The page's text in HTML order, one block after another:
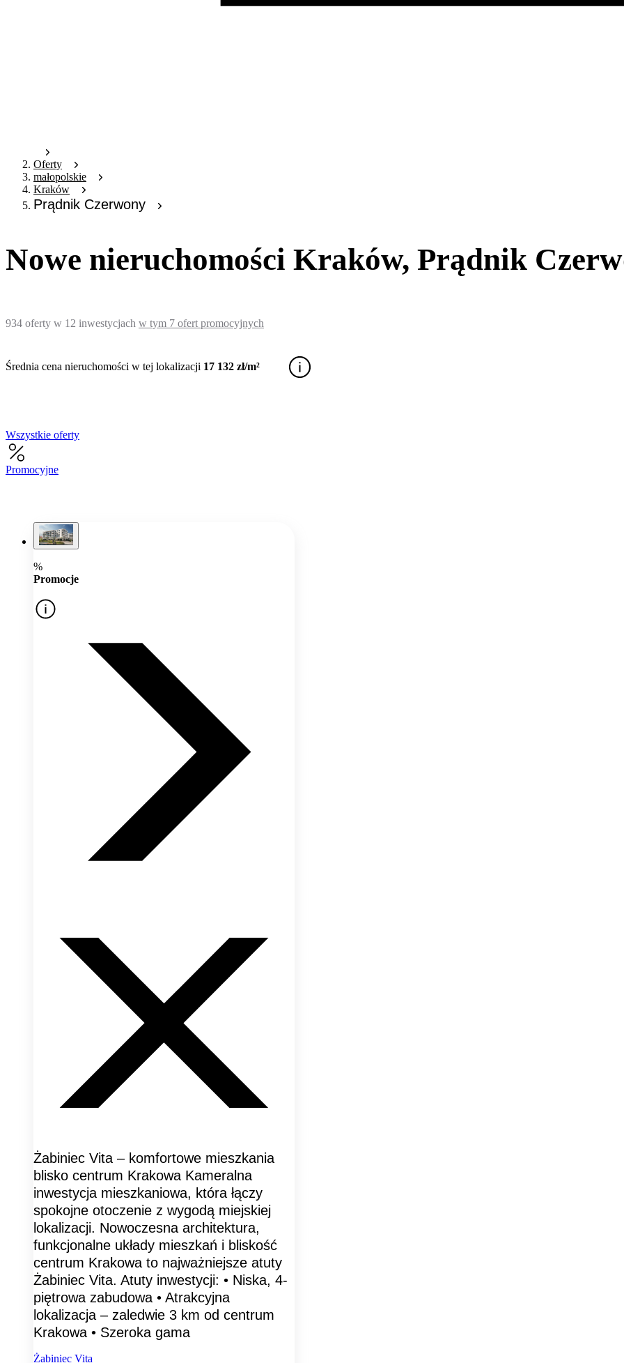
Oferty
małopolskie
Kraków
Prądnik Czerwony
Nowe nieruchomości Kraków, Prądnik
934 oferty w 12 inwestycjach w tym 7 ofert promocyjnych
Średnia cena nieruchomości w tej lokalizacji 17 132 zł/m²
Wszystkie oferty
Promocyjne
%
Promocje
Żabiniec Vita – komfortowe mieszkania
blisko centrum Krakowa Kameralna
inwestycja mieszkaniowa, która łączy
spokojne otoczenie z wygodą miejskiej
lokalizacji. Nowoczesna architektura,
funkcjonalne układy mieszkań i bliskość
centrum Krakowa to najważniejsze atuty
Żabiniec Vita. Atuty inwestycji: • Niska, 4-
piętrowa zabudowa • Atrakcyjna
lokalizacja – zaledwie 3 km od centrum
Krakowa • Szeroka gama
Żabiniec Vita